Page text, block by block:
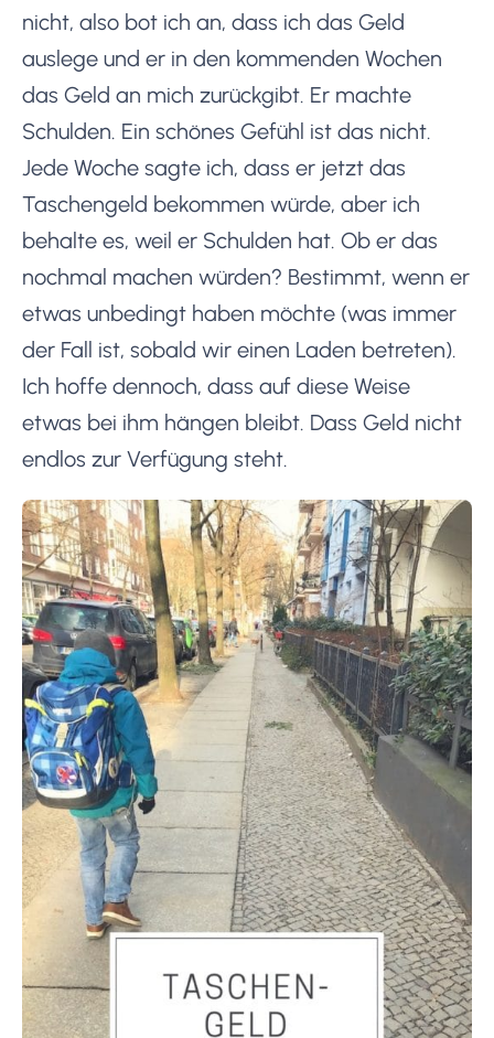
nicht, also bot ich an, dass ich das Geld
auslege und er in den kommenden Wochen
das Geld an mich zurückgibt. Er machte
Schulden. Ein schönes Gefühl ist das nicht.
Jede Woche sagte ich, dass er jetzt das
Taschengeld bekommen würde, aber ich
behalte es, weil er Schulden hat. Ob er das
nochmal machen würden? Bestimmt, wenn er
etwas unbedingt haben möchte (was immer
der Fall ist, sobald wir einen Laden betreten).
Ich hoffe dennoch, dass auf diese Weise
etwas bei ihm hängen bleibt. Dass Geld nicht
endlos zur Verfügung steht.